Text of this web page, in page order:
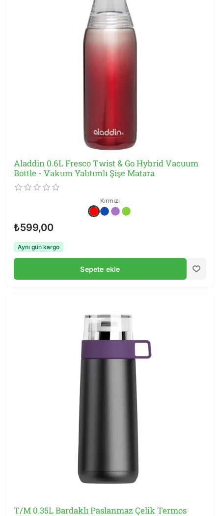
Aladdin 0.6L Fresco Twist & Go Hybrid Vacuum
Bottle - Vakum Yalıtımlı Şişe Matara
Kırmızı
₺599,00
Aynı gün kargo
Sepete ekle
T/M 0.35L Bardaklı Paslanmaz Çelik Termos